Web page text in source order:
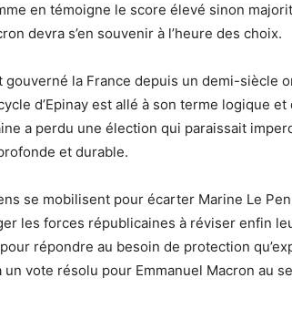
en témoigne le score élevé sinon
devra s’en souvenir à l’heure des choix.
la France depuis un demi-siècle
d’Epinay est allé à son terme logique et
a perdu une élection qui paraissait
et durable.
se mobilisent pour écarter Marine Le
les forces républicaines à réviser enfin
répondre au besoin de protection
un vote résolu pour Emmanuel Macron au